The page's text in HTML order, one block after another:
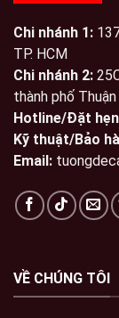
Chi nhánh 1:
TP. HCM
Chi nhánh 2:
thành phố
Hotline/Đặt
Kỹ thuật/Bảo
Email:
VỀ CHÚNG TÔI